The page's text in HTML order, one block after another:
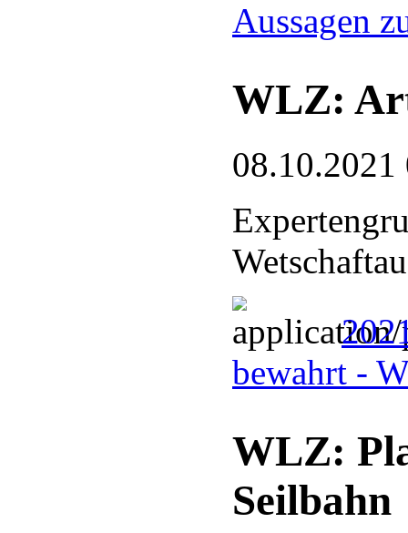
Aussagen
WLZ:
08.10.2021
bewahrt -
WLZ:
Seilbahn